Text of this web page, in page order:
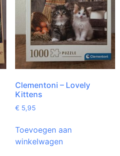
Clementoni – Lovely
Kittens
€ 5,95
Toevoegen aan
winkelwagen